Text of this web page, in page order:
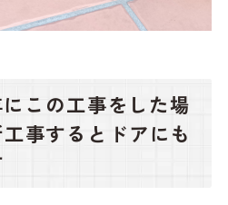
にこの工事をした場
事するとドアにも